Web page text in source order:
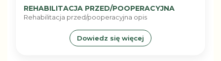
REHABILITACJA PRZED/POOPERACYJNA
Rehabilitacja przed/pooperacyjna opis
Dowiedz się więcej